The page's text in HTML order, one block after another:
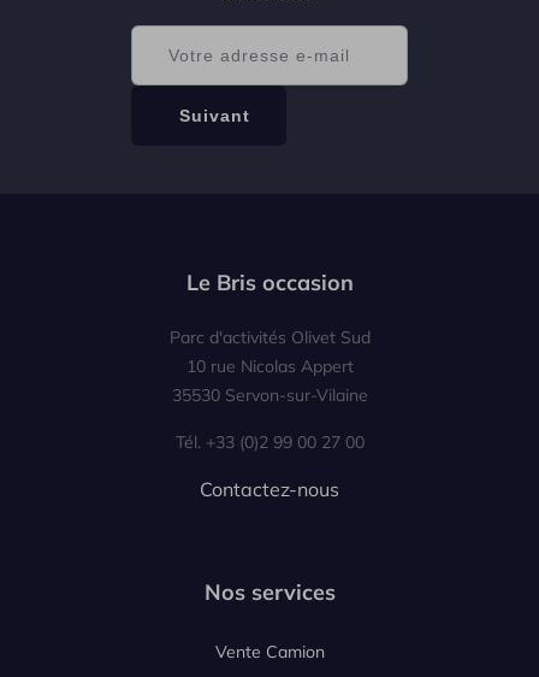
Le Bris occasion
Parc d'activités Olivet Sud
10 rue Nicolas Appert
35530 Servon-sur-Vilaine
Tél. +33 (0)2 99 00 27 00
Contactez-nous
Nos services
Vente Camion